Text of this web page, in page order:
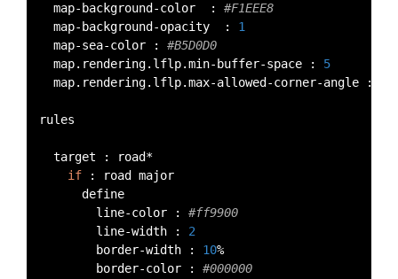
	map
- background - :
#F1EEE8
	map
- background - :
1
	map
-sea-color :
#B5D0D0
	map
. rendering. lflp.min- buffer-space :
5
	map
. rendering. lflp.max-allowed -corner-angle :
rules
	target
: road*
if
:
road major
			define
				line
-color :
#ff9900
				line
-width :
2
				border
-width : 10%
				border
-color :
#000000